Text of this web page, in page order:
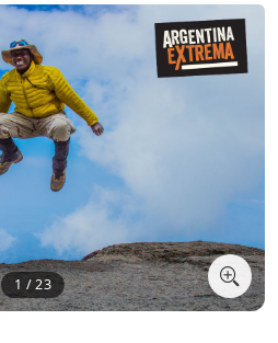
1 / 23